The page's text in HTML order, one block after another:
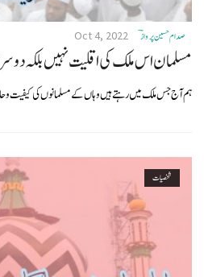
صدام حسین پروازؔ Oct 4, 2022
مسلمان اس ملک کی اقلیت نہیں
ہم آج جس ملک میں رہتے ہیں وہاں کے مسلمانوں کی کیفیت و
شخصیات